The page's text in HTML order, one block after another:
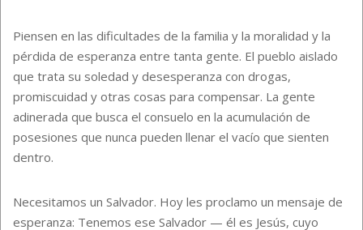
Piensen en las dificultades de la familia y la moralidad y la
pérdida de esperanza entre tanta gente. El pueblo aislado
que trata su soledad y desesperanza con drogas,
promiscuidad y otras cosas para compensar. La gente
adinerada que busca el consuelo en la acumulación de
posesiones que nunca pueden llenar el vacío que sienten
dentro.
Necesitamos un Salvador. Hoy les proclamo un mensaje de
esperanza: Tenemos ese Salvador — él es Jesús, cuyo